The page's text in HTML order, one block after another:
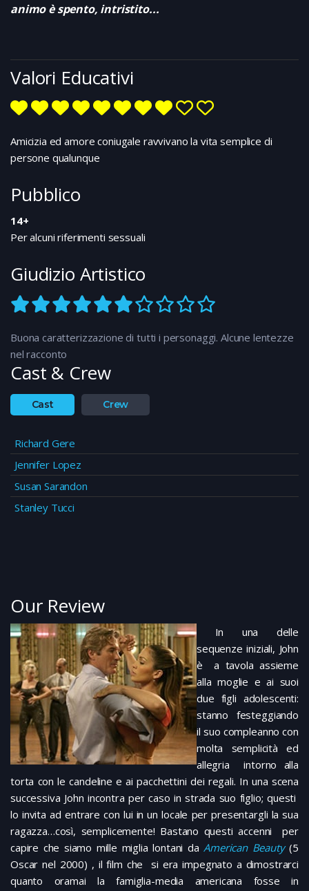
animo è spento, intristito...
Valori Educativi
Amicizia ed amore coniugale ravvivano la vita semplice di
persone qualunque
Pubblico
14+
Per alcuni riferimenti sessuali
Giudizio Artistico
Buona caratterizzazione di tutti i personaggi. Alcune lentezze
nel racconto
Cast & Crew
Cast Crew
Richard Gere
Jennifer Lopez
Susan Sarandon
Stanley Tucci
Our Review
In una delle
sequenze iniziali, John
è a tavola assieme
alla moglie e ai suoi
due figli adolescenti:
stanno festeggiando
il suo compleanno con
molta semplicità ed
allegria intorno alla
torta con le candeline e ai pacchettini dei regali. In una scena
successiva John incontra per caso in strada suo figlio; questi
lo invita ad entrare con lui in un locale per presentargli la sua
ragazza…così, semplicemente! Bastano questi accenni per
capire che siamo mille miglia lontani da American Beauty(5
Oscar nel 2000) , il film che si era impegnato a dimostrarci
quanto oramai la famiglia-media americana fosse in